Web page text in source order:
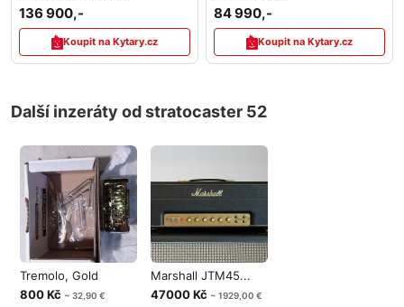
136 900,-
Koupit na Kytary.cz
84 990,-
Koupit na Kytary.cz
Další inzeráty od stratocaster 52
Tremolo, Gold
800 Kč ~ 32,90 €
Marshall JTM45...
47000 Kč ~ 1929,00 €